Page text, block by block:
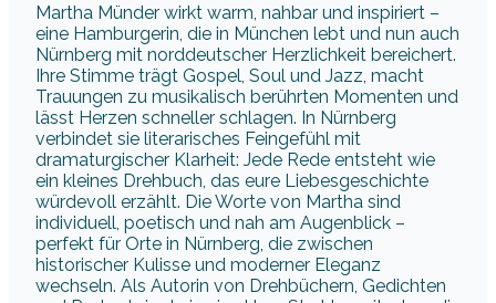
Martha Münder wirkt warm, nahbar und inspiriert –
eine Hamburgerin, die in München lebt und nun auch
Nürnberg mit norddeutscher Herzlichkeit bereichert.
Ihre Stimme trägt Gospel, Soul und Jazz, macht
Trauungen zu musikalisch berührten Momenten und
lässt Herzen schneller schlagen. In Nürnberg
verbindet sie literarisches Feingefühl mit
dramaturgischer Klarheit: Jede Rede entsteht wie
ein kleines Drehbuch, das eure Liebesgeschichte
würdevoll erzählt. Die Worte von Martha sind
individuell, poetisch und nah am Augenblick –
perfekt für Orte in Nürnberg, die zwischen
historischer Kulisse und moderner Eleganz
wechseln. Als Autorin von Drehbüchern, Gedichten